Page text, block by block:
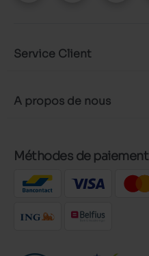
Service Client
A propos de nous
Méthodes de paiement